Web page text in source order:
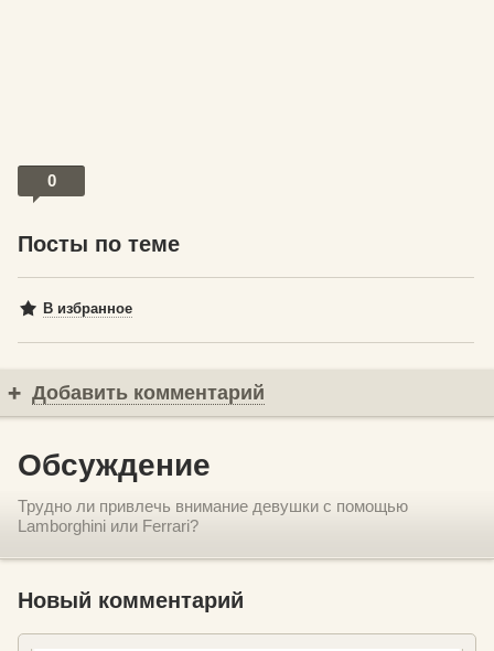
0
Посты по теме
В избранное
Добавить комментарий
Обсуждение
Трудно ли привлечь внимание девушки с помощью
Lamborghini или Ferrari?
Новый комментарий